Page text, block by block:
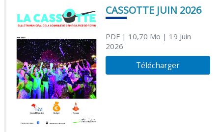
CASSOTTE JUIN 2026
PDF| 10,70 Mo | 19 Juin
2026
Télécharger